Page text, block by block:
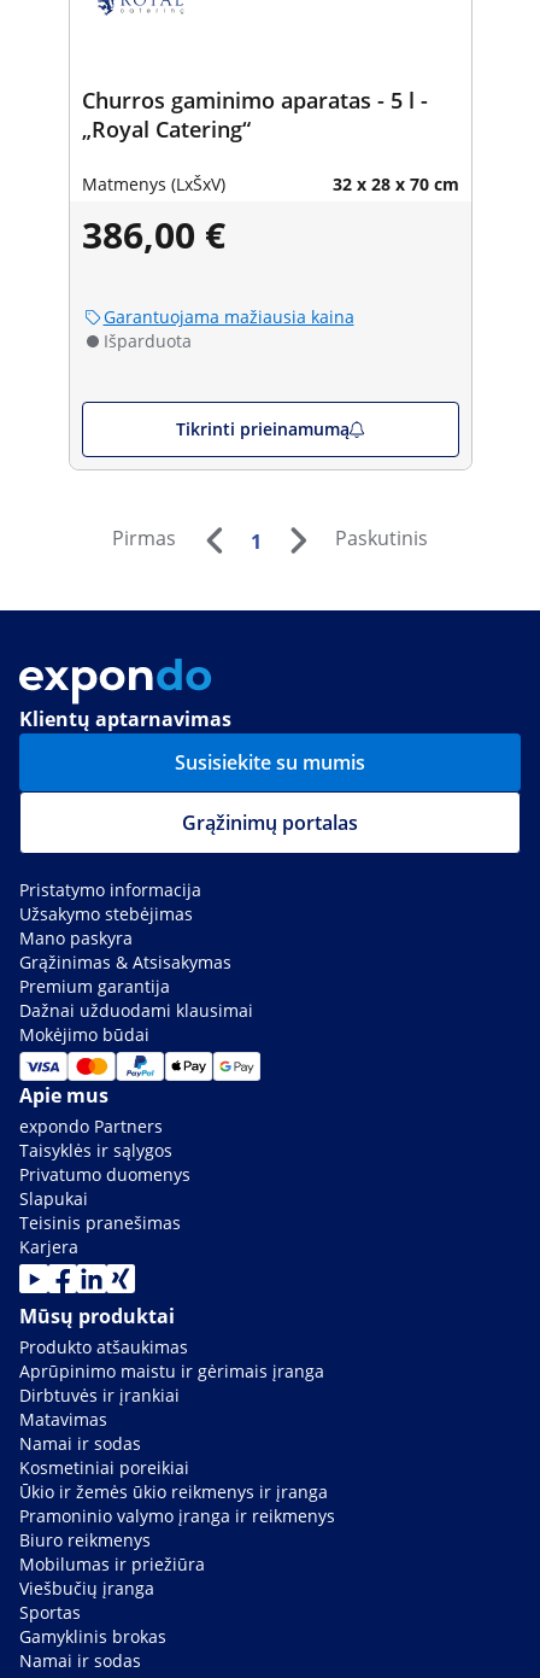
Churros gaminimo aparatas - 5 l -
„Royal Catering“
Matmenys (LxŠxV) 32 x 28 x 70 cm
386,00 €
Garantuojama mažiausia kaina
Išparduota
Tikrinti prieinamumą
Pirmas 1 Paskutinis
Klientų aptarnavimas
Susisiekite su mumis
Grąžinimų portalas
Pristatymo informacija
Užsakymo stebėjimas
Mano paskyra
Grąžinimas & Atsisakymas
Premium garantija
Dažnai užduodami klausimai
Mokėjimo būdai
Apie mus
expondo Partners
Taisyklės ir sąlygos
Privatumo duomenys
Slapukai
Teisinis pranešimas
Karjera
Mūsų produktai
Produkto atšaukimas
Aprūpinimo maistu ir gėrimais įranga
Dirbtuvės ir įrankiai
Matavimas
Namai ir sodas
Kosmetiniai poreikiai
Ūkio ir žemės ūkio reikmenys ir įranga
Pramoninio valymo įranga ir reikmenys
Biuro reikmenys
Mobilumas ir priežiūra
Viešbučių įranga
Sportas
Gamyklinis brokas
Namai ir sodas